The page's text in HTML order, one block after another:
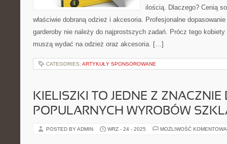
ilością. Dlaczego? Cenią
właściwie dobraną odzież i akcesoria. Profesjonalne
garderoby nie należy do najprostszych zadań. Prócz tego
muszą wydać na odzież oraz akcesoria. […]
CATEGORIES: ARTYKUŁY SPONSOROWANE
KIELISZKI TO JEDNE Z ZNACZNIE
POPULARNYCH WYROBÓW
POSTED BY ADMIN WRZ - 24 - 2025 MOŻLIWOŚĆ